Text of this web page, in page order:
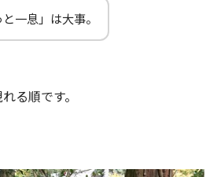
と一息」は大事。
る順です。